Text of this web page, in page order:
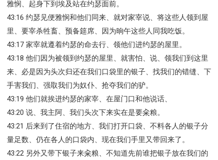
雅悯、起身下到埃及站在约瑟面前。
43:16 约瑟见便雅悯和他们同来、就对家宰说、将这些人领到屋
里、要宰杀牲畜、预备筵席、因为晌午这些人同我吃饭。
43:17 家宰就遵着约瑟的命去行、领他们进约瑟的屋里。
43:18 他们因为被领到约瑟的屋里、就害怕、说、领我们到这里
来、必是因为头次归还在我们口袋里的银子、找我们的错缝、下
手害我们、强取我们为奴仆、抢夺我们的驴。
43:19 他们就挨进约瑟的家宰、在屋门口和他说话、
43:20 说、我主阿、我们头次下来实在是要籴粮。
43:21 后来到了住宿的地方、我们打开口袋、不料各人的银子分
量足数、仍在各人的口袋内、现在我们手里又带回来了。
43:22 另外又带下银子来籴粮、不知道先前谁把银子放在我们的